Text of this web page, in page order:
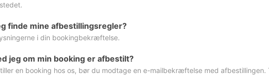
finde mine afbestillingsregler?
i din bookingbekræftelse.
jeg om min booking er afbestilt?
en booking hos os, bør du modtage en e-mailbekræftelse med afbestillingen.